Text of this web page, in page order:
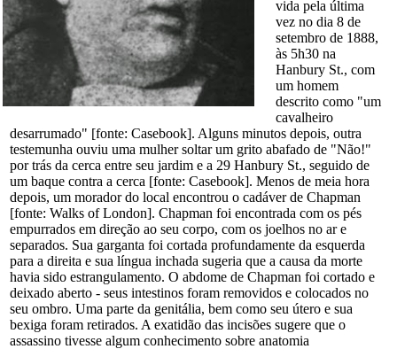
vida pela última
vez no dia 8 de
setembro de 1888,
às 5h30 na
Hanbury St., com
um homem
descrito como "um
cavalheiro
desarrumado" [fonte: Casebook]. Alguns minutos depois, outra
testemunha ouviu uma mulher soltar um grito abafado de "Não!"
por trás da cerca entre seu jardim e a 29 Hanbury St., seguido de
um baque contra a cerca [fonte: Casebook]. Menos de meia hora
depois, um morador do local encontrou o cadáver de Chapman
[fonte: Walks of London]. Chapman foi encontrada com os pés
empurrados em direção ao seu corpo, com os joelhos no ar e
separados. Sua garganta foi cortada profundamente da esquerda
para a direita e sua língua inchada sugeria que a causa da morte
havia sido estrangulamento. O abdome de Chapman foi cortado e
deixado aberto - seus intestinos foram removidos e colocados no
seu ombro. Uma parte da genitália, bem como seu útero e sua
bexiga foram retirados. A exatidão das incisões sugere que o
assassino tivesse algum conhecimento sobre anatomia